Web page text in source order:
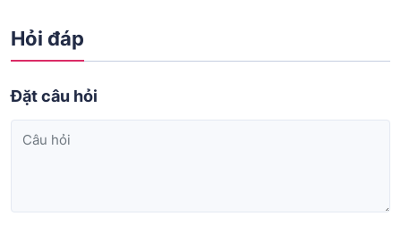
Hỏi đáp
Đặt câu hỏi